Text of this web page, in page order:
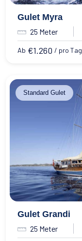
Gulet Myra
25 Meter
Ab €1.260 / pro Tag
Standard Gulet
Gulet Grandi
25 Meter